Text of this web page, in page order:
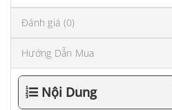
Đánh giá (0)
Hướng Dẫn Mua
Nội Dung